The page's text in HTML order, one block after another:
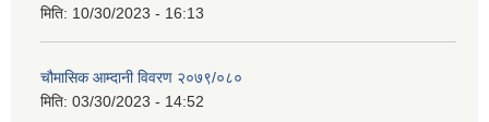
मिति: 10/30/2023 - 16:13
चौमासिक आम्दानी विवरण २०७९/०८०
मिति: 03/30/2023 - 14:52